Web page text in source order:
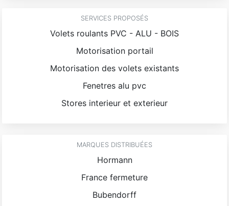
SERVICES PROPOSÉS
Volets roulants PVC - ALU - BOIS
Motorisation portail
Motorisation des volets existants
Fenetres alu pvc
Stores interieur et exterieur
MARQUES DISTRIBUÉES
Hormann
France fermeture
Bubendorff